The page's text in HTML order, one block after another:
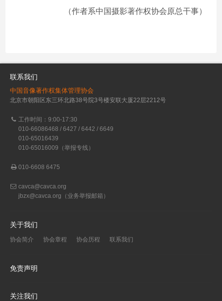
（作者系中国摄影著作权协会原总干事）
联系我们
中国音像著作权集体管理协会
北京市朝阳区东三环北路38号院3号楼安联大厦22层2212号
工作时间：9:00-17:30
010-66086468 / 6427 / 6442 / 6649
010-65016439
010-65016009（举报专线）
010-6608 6475
cavca@cavca.org
jbzx@cavca.org （业务举报邮箱）
关于我们
协会简介 协会章程 协会历程 联系我们
免责声明
关注我们